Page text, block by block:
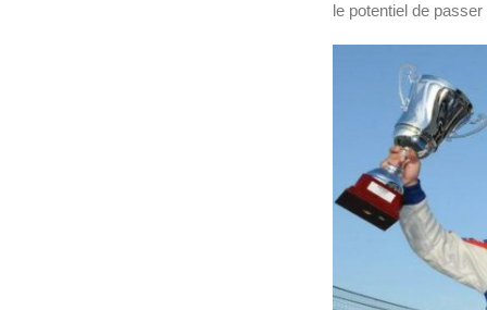
le potentiel de